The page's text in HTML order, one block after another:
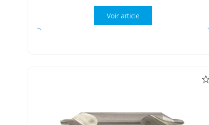
Voir article